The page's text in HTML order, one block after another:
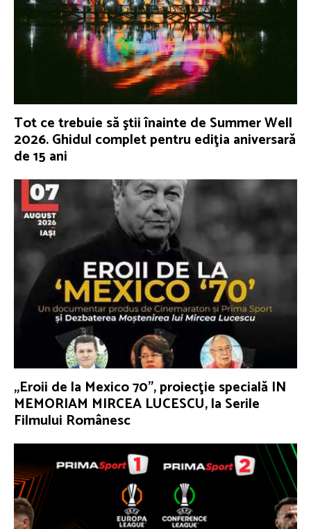
Tot ce trebuie să ştii înainte de Summer Well
2026. Ghidul complet pentru ediţia aniversară
de 15 ani
„Eroii de la Mexico 70”, proiecţie specială IN
MEMORIAM MIRCEA LUCESCU, la Serile
Filmului Românesc